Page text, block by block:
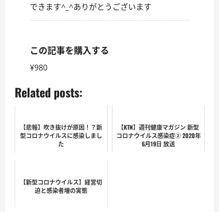
できます^_^ありがとうございます
この記事を購入する
¥980
Related posts:
【悲報】吹き抜けが原因！？新
型コロナウイルスに感染しまし
た
【KTN】週刊健康マガジン 新型
コロナウイルス感染症② 2020年
6月19日 放送
【新型コロナウイルス】経営切
迫と感染者増の実態